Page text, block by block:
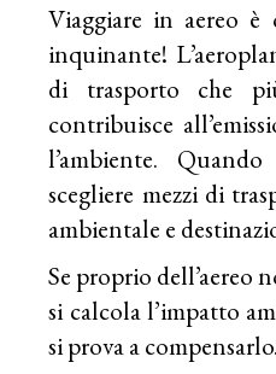
Viaggiare in aereo è
inquinante!
di trasporto che
contribuisce
l’ambiente.
scegliere mezzi di
ambientale e
Se proprio dell’aereo
si calcola l’impatto
si prova a compensarlo.